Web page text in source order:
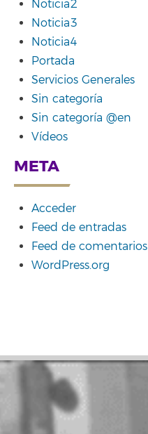
Noticia2
Noticia3
Noticia4
Portada
Servicios Generales
Sin categoría
Sin categoría @en
Vídeos
META
Acceder
Feed de entradas
Feed de comentarios
WordPress.org